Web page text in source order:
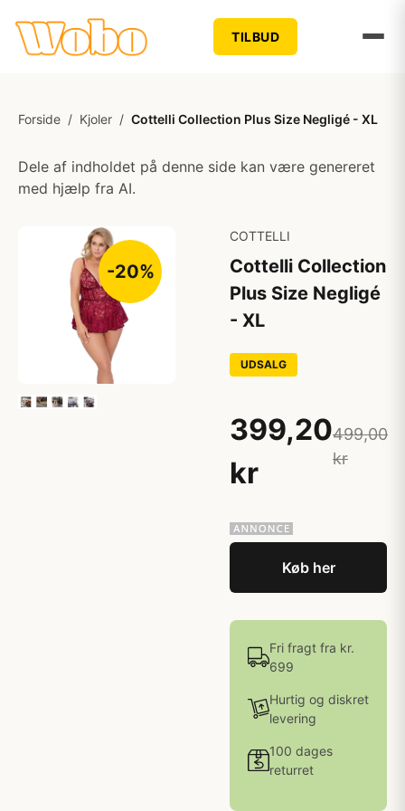
TILBUD
Forside / Kjoler / Cottelli Collection Plus Size Negligé - XL
Dele af indholdet på denne side kan være genereret
med hjælp fra AI.
-20%
COTTELLI
Cottelli Collection
Plus Size Negligé
- XL
UDSALG
399,20
kr
499,00
kr
Køb her
Fri fragt fra kr.
699
Hurtig og diskret
levering
100 dages
returret